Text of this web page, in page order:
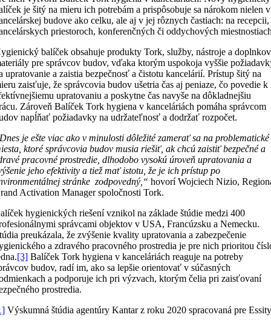
je šitý na mieru ich potrebám a prispôsobuje sa nárokom nielen v
budove ako celku, ale aj v jej rôznych častiach: na
priestoroch, konferenčných či oddychových
balíček obsahuje produkty Tork, služby, nástroje a
pre správcov budov, vďaka ktorým uspokoja vyššie
upratovanie a zaistia bezpečnosť a čistotu kancelárií. Prístup šitý na
zaisťuje, že správcovia budov ušetria čas aj peniaze, čo povedie k
upratovaniu a poskytne čas navyše na dôkladnejšiu
Zároveň Balíček Tork hygiena v kanceláriách pomáha správcom
napĺňať požiadavky na udržateľnosť a dodržať rozpočet.
je ešte viac ako v minulosti dôležité zamerať sa na problematické
ktoré správcovia budov musia riešiť, ak chcú zaistiť bezpečné a
pracovné prostredie, dlhodobo vysokú úroveň upratovania a
jeho efektivity a tiež mať istotu, že je ich prístup po
stránke zodpovedný,“ hovorí Wojciech Nizio,
Activation Manager spoločnosti Tork.
hygienických riešení vznikol na základe štúdie medzi 400
správcami objektov v USA, Francúzsku a Nemecku.
preukázala, že zvýšenie kvality upratovania a zabezpečenie
a zdravého pracovného prostredia je pre nich prioritou
[3] Balíček Tork hygiena v kanceláriách reaguje na potreby
budov, radí im, ako sa lepšie orientovať v súčasných
a podporuje ich pri výzvach, ktorým čelia pri zaisťovaní
prostredia.
Výskumná štúdia agentúry Kantar z roku 2020 spracovaná pre